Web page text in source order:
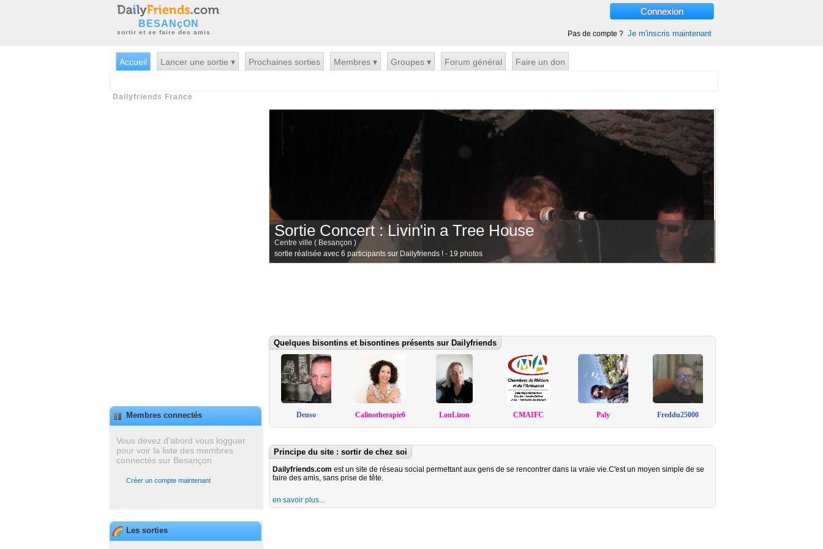
BESANçON
sortir et se faire des amis
Connexion
Pas de compte ? Je m'inscris maintenant
Accueil Lancer une sortie ▾ Prochaines sorties Membres ▾ Groupes ▾ Forum général Faire un don
Dailyfriends France
Membres connectés
Vous devez d'abord vous logguer
pour voir la liste des membres
connectés sur Besançon
Créer un compte maintenant
Les sorties
Sortie Concert : Livin'in a Tree House
Centre ville ( Besançon )
sortie réalisée avec 6 participants sur Dailyfriends ! - 19 photos
Quelques bisontins et bisontines présents sur Dailyfriends
Denso Calinotherapie69 LouLizon CMAIFC Paly Freddu25000
Principe du site : sortir de chez soi
Dailyfriends.com est un site de réseau social permettant aux gens de se rencontrer dans la vraie vie.C'est un moyen simple de se
faire des amis, sans prise de tête.
en savoir plus...